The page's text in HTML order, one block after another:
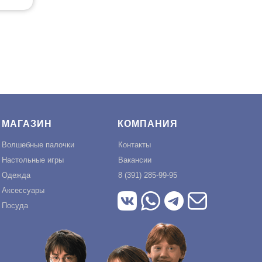
КОМПАНИЯ
Контакты
Вакансии
8 (391) 285-99-95
МАГАЗИН
Волшебные палочки
Настольные игры
Одежда
Аксессуары
Посуда